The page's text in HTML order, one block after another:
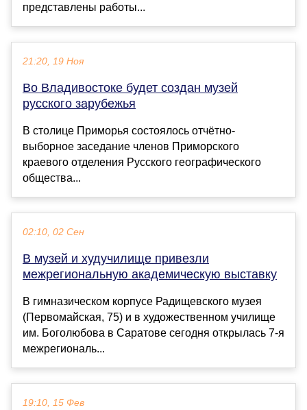
представлены работы...
21:20, 19 Ноя
Во Владивостоке будет создан музей
русского зарубежья
В столице Приморья состоялось отчётно-
выборное заседание членов Приморского
краевого отделения Русского географического
общества...
02:10, 02 Сен
В музей и худучилище привезли
межрегиональную академическую выставку
В гимназическом корпусе Радищевского музея
(Первомайская, 75) и в художественном училище
им. Боголюбова в Саратове сегодня открылась 7-я
межрегиональ...
19:10, 15 Фев